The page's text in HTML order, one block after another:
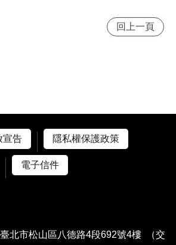
回上一頁
宣告
隱私權保護政策
電子信件
市松山區八德路4段692號4樓
（交